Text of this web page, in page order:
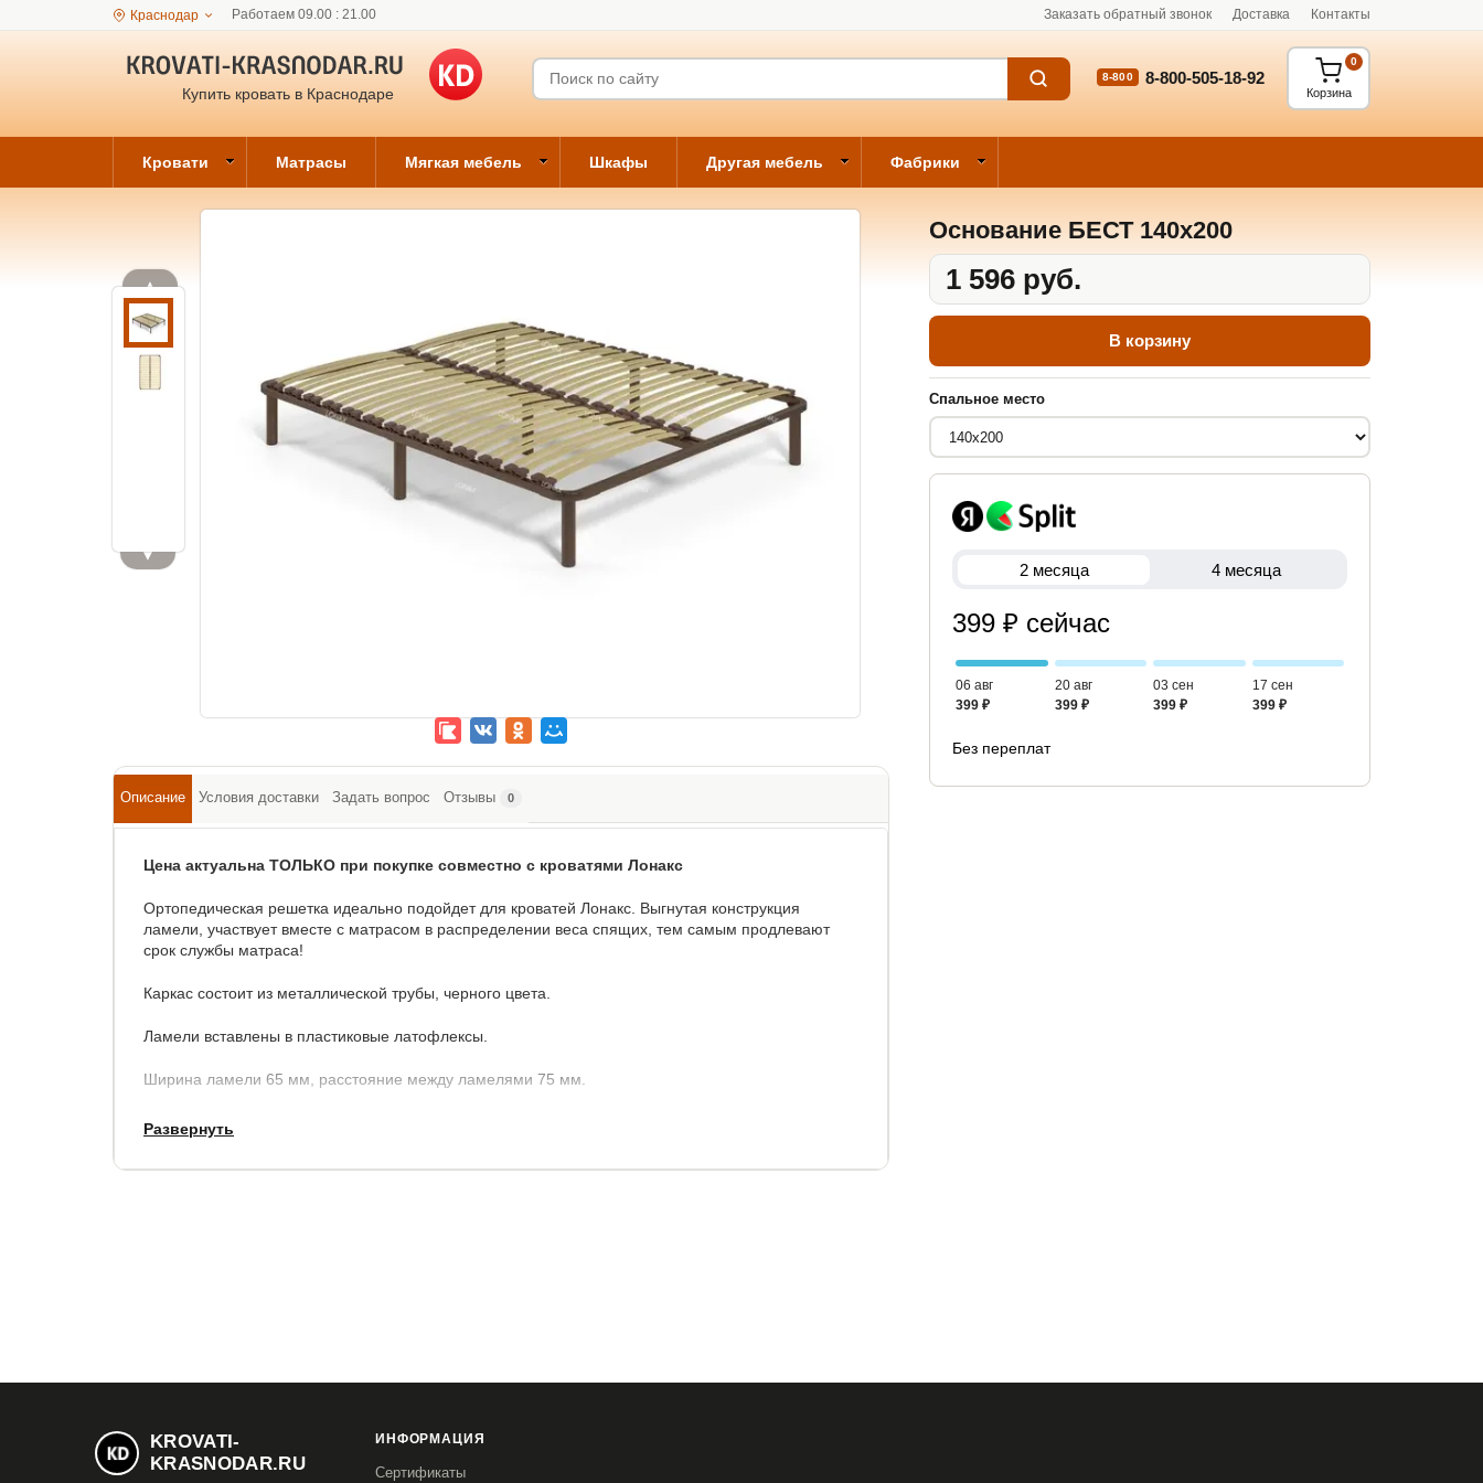
Краснодар Работаем 09.00 : 21.00 Заказать обратный звонок Доставка Контакты
Купить кровать в Краснодаре
8-800 8-800-505-18-92
Корзина
0
Кровати Матрасы Мягкая мебель Шкафы Другая мебель Фабрики
▲
▼
Основание БЕСТ 140x200
1 596 руб.
В корзину
Спальное место
2 месяца 4 месяца
399 ₽ сейчас
06 авг
399 ₽
20 авг
399 ₽
03 сен
399 ₽
17 сен
399 ₽
Без переплат
Описание Условия доставки Задать вопрос Отзывы 0
Цена актуальна ТОЛЬКО при покупке совместно с кроватями Лонакс
Ортопедическая решетка идеально подойдет для кроватей Лонакс. Выгнутая конструкция
ламели, участвует вместе с матрасом в распределении веса спящих, тем самым продлевают
срок службы матраса!
Каркас состоит из металлической трубы, черного цвета.
Ламели вставлены в пластиковые латофлексы.
Ширина ламели 65 мм, расстояние между ламелями 75 мм.
Основание не разборное.
Развернуть
KROVATI-
KRASNODAR.RU
ИНФОРМАЦИЯ
Сертификаты